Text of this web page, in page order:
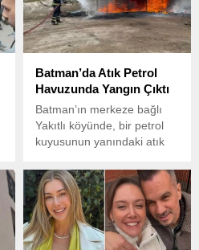
Batman’da Atık Petrol
Havuzunda Yangın Çıktı
Batman’ın merkeze bağlı
Yakıtlı köyünde, bir petrol
kuyusunun yanındaki atık
saatlerinde yangın
meydana geldi.